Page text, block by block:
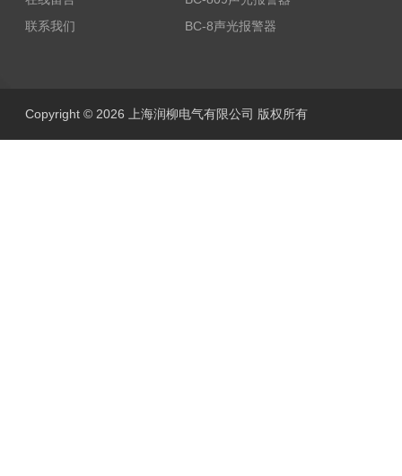
联系我们
BC-8声光报警器
Copyright © 2026 上海润柳电气有限公司 版权所有